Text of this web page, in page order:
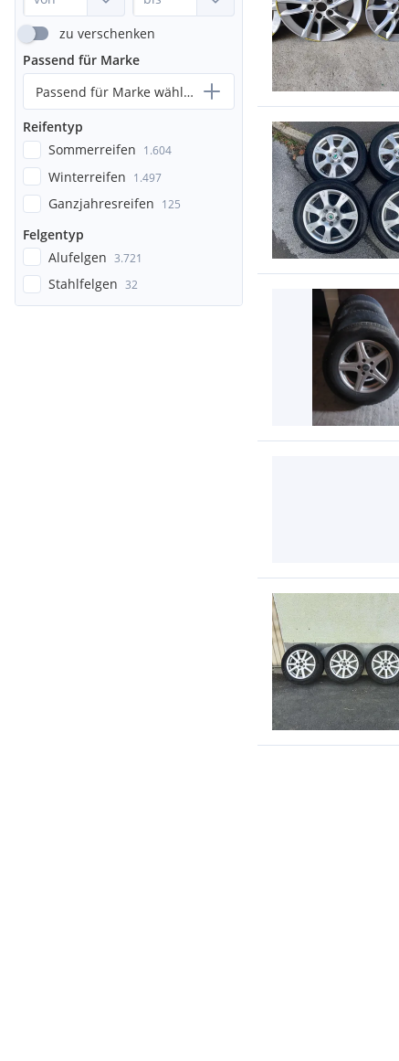
zu verschenken
Passend für Marke
Passend für Marke wählen...
Reifentyp
Sommerreifen 1.604
Winterreifen 1.497
Ganzjahresreifen 125
Felgentyp
Alufelgen 3.721
Stahlfelgen 32